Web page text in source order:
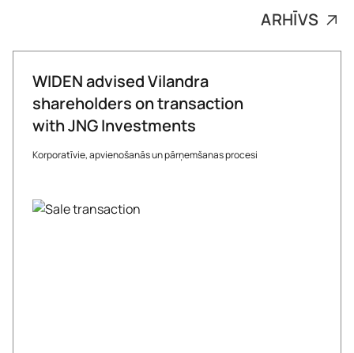
ARHĪVS
WIDEN advised Vilandra
shareholders on transaction
with JNG Investments
Korporatīvie, apvienošanās un pārņemšanas procesi